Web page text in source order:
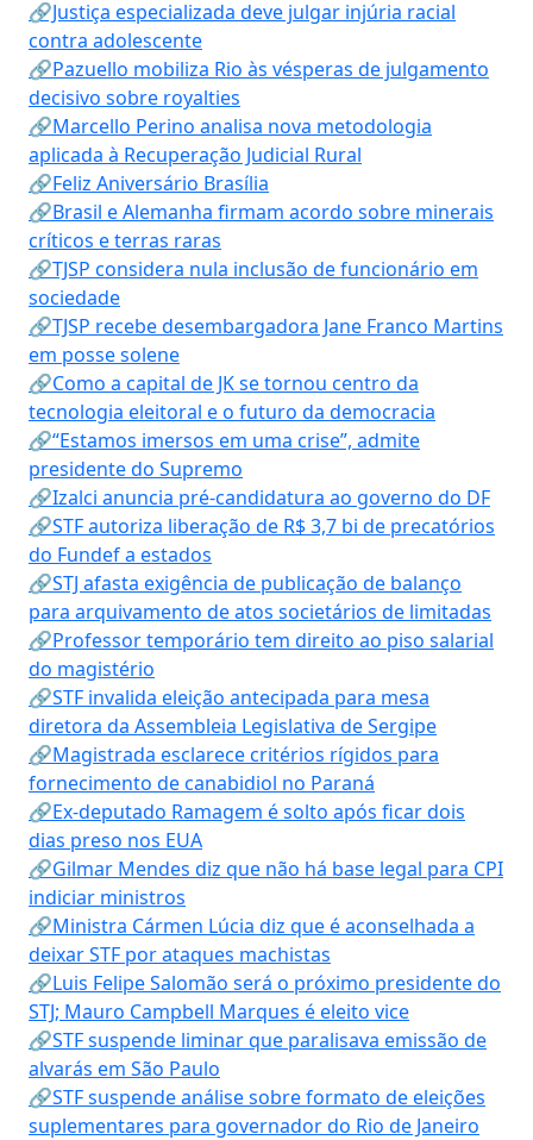
🔗Justiça especializada deve julgar injúria racial
contra adolescente
🔗Pazuello mobiliza Rio às vésperas de julgamento
decisivo sobre royalties
🔗Marcello Perino analisa nova metodologia
aplicada à Recuperação Judicial Rural
🔗Feliz Aniversário Brasília
🔗Brasil e Alemanha firmam acordo sobre minerais
críticos e terras raras
🔗TJSP considera nula inclusão de funcionário em
sociedade
🔗TJSP recebe desembargadora Jane Franco Martins
em posse solene
🔗Como a capital de JK se tornou centro da
tecnologia eleitoral e o futuro da democracia
🔗“Estamos imersos em uma crise”, admite
presidente do Supremo
🔗Izalci anuncia pré-candidatura ao governo do DF
🔗STF autoriza liberação de R$ 3,7 bi de precatórios
do Fundef a estados
🔗STJ afasta exigência de publicação de balanço
para arquivamento de atos societários de limitadas
🔗Professor temporário tem direito ao piso salarial
do magistério
🔗STF invalida eleição antecipada para mesa
diretora da Assembleia Legislativa de Sergipe
🔗Magistrada esclarece critérios rígidos para
fornecimento de canabidiol no Paraná
🔗Ex-deputado Ramagem é solto após ficar dois
dias preso nos EUA
🔗Gilmar Mendes diz que não há base legal para CPI
indiciar ministros
🔗Ministra Cármen Lúcia diz que é aconselhada a
deixar STF por ataques machistas
🔗Luis Felipe Salomão será o próximo presidente do
STJ; Mauro Campbell Marques é eleito vice
🔗STF suspende liminar que paralisava emissão de
alvarás em São Paulo
🔗STF suspende análise sobre formato de eleições
suplementares para governador do Rio de Janeiro